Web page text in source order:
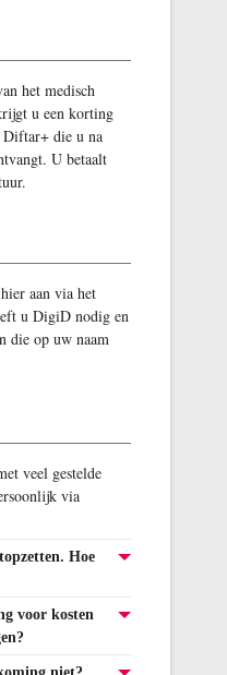
het medisch
u een korting
die u na
U betaalt
aan via het
u DigiD nodig en
die op uw naam
veel gestelde
via
Hoe
voor kosten